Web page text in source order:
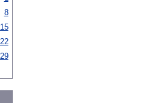
8
15
22
29